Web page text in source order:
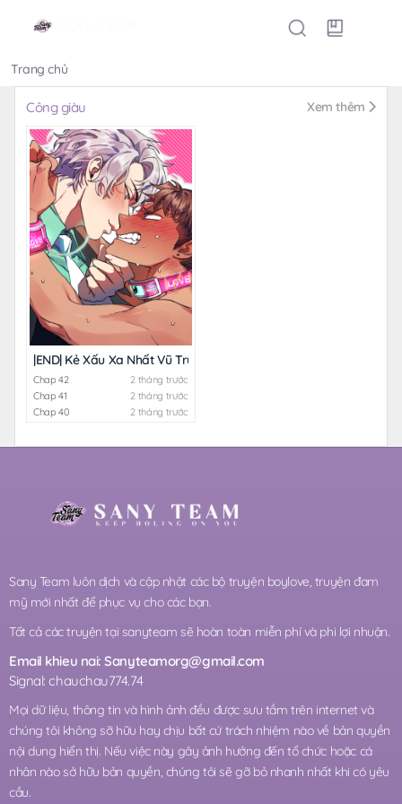
Trang chủ
Công giàu Xem thêm
|END| Kẻ Xấu Xa Nhất Vũ Trụ
Chap 42
2 tháng trước
Chap 41
2 tháng trước
Chap 40
2 tháng trước
Sany Team luôn dịch và cập nhật các bộ truyện boylove, truyện đam
mỹ mới nhất để phục vụ cho các bạn.
Tất cả các truyện tại sanyteam sẽ hoàn toàn miễn phí và phi lợi nhuận.
Email khieu nai:Sanyteamorg@gmail.com
Signal: chauchau774.74
Mọi dữ liệu, thông tin và hình ảnh đều được sưu tầm trên internet và
chúng tôi không sỡ hữu hay chịu bất cứ trách nhiệm nào về bản quyền
nội dung hiển thị. Nếu việc này gây ảnh hưởng đến tổ chức hoặc cá
nhân nào sở hữu bản quyền, chúng tôi sẽ gỡ bỏ nhanh nhất khi có yêu
cầu.